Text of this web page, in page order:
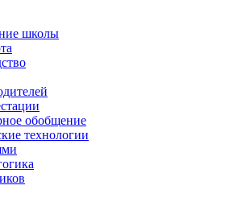
школы
обобщение
технологии